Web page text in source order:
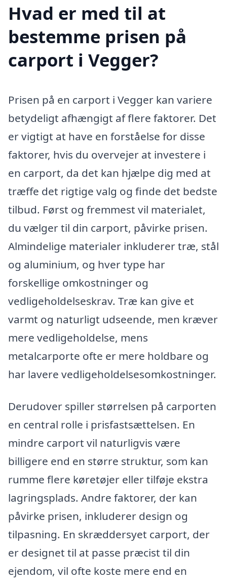
Hvad er med til at
bestemme prisen på
carport i Vegger?
Prisen på en carport i Vegger kan variere
betydeligt afhængigt af flere faktorer. Det
er vigtigt at have en forståelse for disse
faktorer, hvis du overvejer at investere i
en carport, da det kan hjælpe dig med at
træffe det rigtige valg og finde det bedste
tilbud. Først og fremmest vil materialet,
du vælger til din carport, påvirke prisen.
Almindelige materialer inkluderer træ, stål
og aluminium, og hver type har
forskellige omkostninger og
vedligeholdelseskrav. Træ kan give et
varmt og naturligt udseende, men kræver
mere vedligeholdelse, mens
metalcarporte ofte er mere holdbare og
har lavere vedligeholdelsesomkostninger.
Derudover spiller størrelsen på carporten
en central rolle i prisfastsættelsen. En
mindre carport vil naturligvis være
billigere end en større struktur, som kan
rumme flere køretøjer eller tilføje ekstra
lagringsplads. Andre faktorer, der kan
påvirke prisen, inkluderer design og
tilpasning. En skræddersyet carport, der
er designet til at passe præcist til din
ejendom, vil ofte koste mere end en